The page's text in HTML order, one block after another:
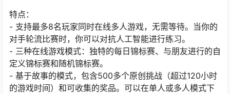
特点：
- 支持最多8名玩家同时在线多人游戏，无需等待。当你的
对手轮流比赛时，你可以对抗人工智能进行练习。
- 三种在线游戏模式：独特的每日锦标赛、与朋友进行的自
定义锦标赛和随机锦标赛。
- 基于故事的模式，包含500多个原创挑战（超过120小时
的游戏时间）和可收集的奖品。可以在单人或多人模式下